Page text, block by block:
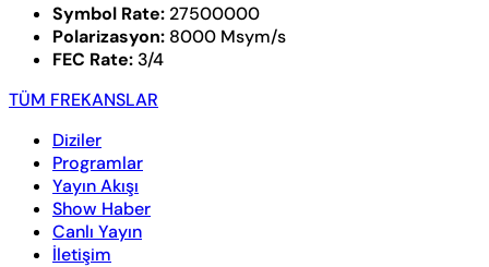
Symbol Rate: 27500000
Polarizasyon: 8000 Msym/s
FEC Rate: 3/4
TÜM FREKANSLAR
Diziler
Programlar
Yayın Akışı
Show Haber
Canlı Yayın
İletişim